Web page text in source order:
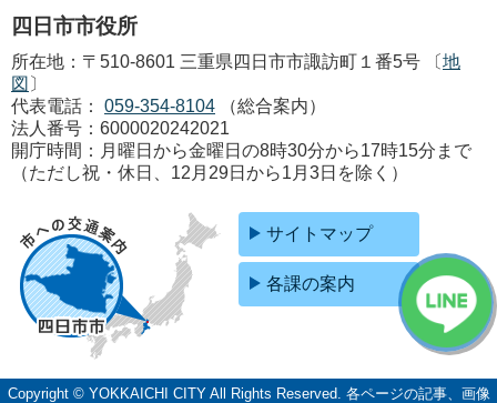
四日市市役所
所在地：〒510-8601 三重県四日市市諏訪町１番5号 〔地
図 〕
代表電話：
059-354-8104
（総合案内）
法人番号：6000020242021
開庁時間：月曜日から金曜日の8時30分から17時15分まで
（ただし祝・休日、12月29日から1月3日を除く）
サイトマップ
各課の案内
Copyright © YOKKAICHI CITY All Rights Reserved. 各ページの記事、画像